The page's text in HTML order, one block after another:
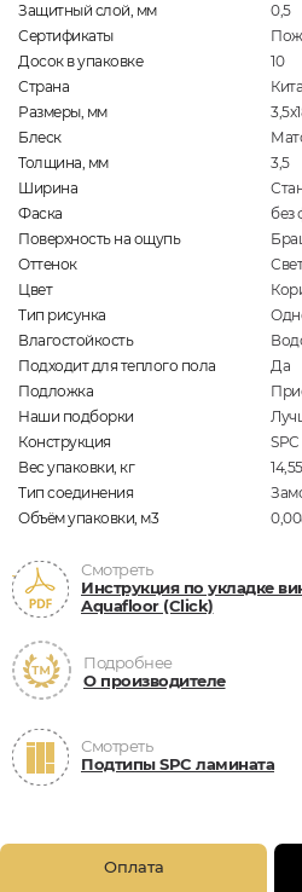
Защитный слой, мм
0,5
Сертификаты
Досок в упаковке
10
Страна
Размеры, мм
Блеск
Толщина, мм
3,5
Ширина
Фаска
без
Поверхность на ощупь
Оттенок
Цвет
Тип рисунка
Влагостойкость
Подходит для теплого пола
Да
Подложка
Наши подборки
Конструкция
SPC
Вес упаковки, кг
14,55
Тип соединения
Объём упаковки, м3
Смотреть
Инструкция по укладке
Aquafloor (Click)
Подробнее
О производителе
Смотреть
Подтипы SPC ламината
Оплата